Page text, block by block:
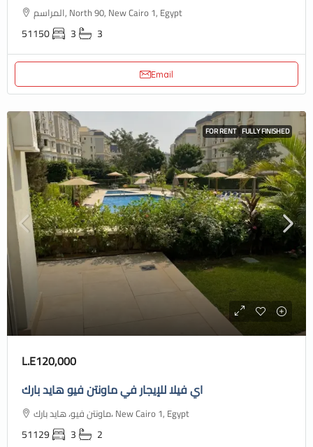
المراسم, North 90, New Cairo 1, Egypt
51150 3 3
Email
FOR RENT FULLY FINISHED
L.E120,000
اي فيلا للإيجار في ماونتن فيو هايد بارك
ماونتن فيو، هايد بارك، New Cairo 1, Egypt
51129 3 2